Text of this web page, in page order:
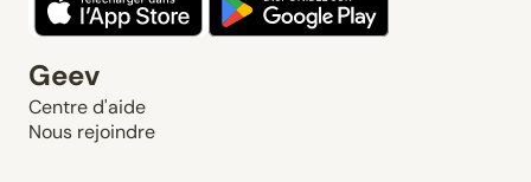
Geev
Centre d'aide
Nous rejoindre